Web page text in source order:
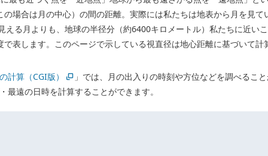
場合は月の中心）の間の距離。実際には私たちは地表から月を見
る月よりも、地球の半径分（約6400キロメートル）私たちに近い
表します。このページで示している視直径は地心距離に基づいて計
計算（CGI版） 」では、月の出入りの時刻や方位などを調べるこ
最遠の日時を計算することができます。